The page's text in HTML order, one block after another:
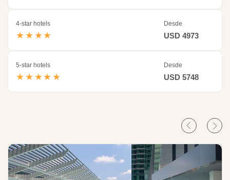
4-star hotels
★★★★
Desde
USD 4973
5-star hotels
★★★★★
Desde
USD 5748